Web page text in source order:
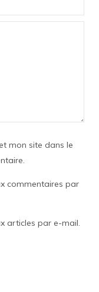
mon site dans le
commentaires par
articles par e-mail.